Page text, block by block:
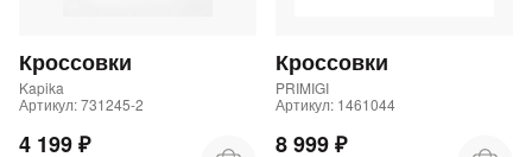
Кроссовки
Kapika
Артикул: 731245-2
4 199 ₽
Кроссовки
PRIMIGI
Артикул: 1461044
8 999 ₽